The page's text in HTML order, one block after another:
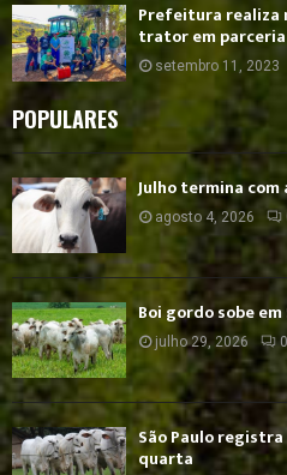
Prefeitura realiza
trator em parceria
setembro 11, 2023
POPULARES
Julho termina
agosto 4, 2026
Boi gordo sobe em
julho 29, 2026 0
São Paulo
quarta